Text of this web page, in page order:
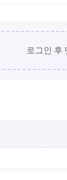
로그인 후